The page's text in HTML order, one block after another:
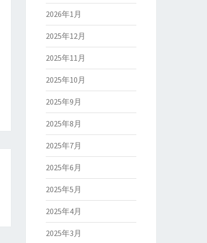
2026年1月
2025年12月
2025年11月
2025年10月
2025年9月
2025年8月
2025年7月
2025年6月
2025年5月
2025年4月
2025年3月